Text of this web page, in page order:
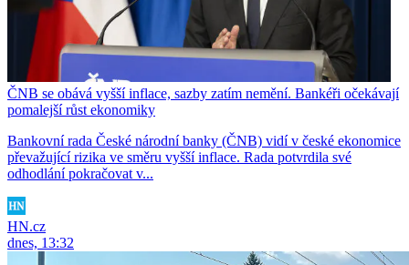
ČNB se obává vyšší inflace, sazby zatím nemění. Bankéři očekávají
pomalejší růst ekonomiky
Bankovní rada České národní banky (ČNB) vidí v české ekonomice
převažující rizika ve směru vyšší inflace. Rada potvrdila své
odhodlání pokračovat v...
HN.cz
dnes, 13:32